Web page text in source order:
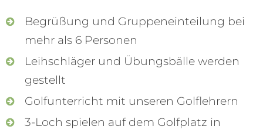
Begrüßung und Gruppeneinteilung bei
mehr als 6 Personen
Leihschläger und Übungsbälle werden
gestellt
Golfunterricht mit unseren Golflehrern
3-Loch spielen auf dem Golfplatz in